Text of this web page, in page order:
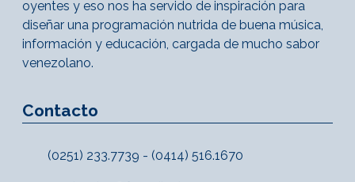
oyentes y eso nos ha servido de inspiración para
diseñar una programación nutrida de buena música,
información y educación, cargada de mucho sabor
venezolano.
Contacto
(0251) 233.7739 - (0414) 516.1670